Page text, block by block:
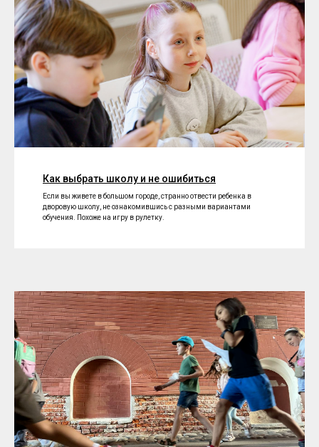
Как выбрать школу и не ошибиться
Если вы живете в большом городе, странно отвести ребенка в
дворовую школу, не ознакомившись с разными вариантами
обучения. Похоже на игру в рулетку.